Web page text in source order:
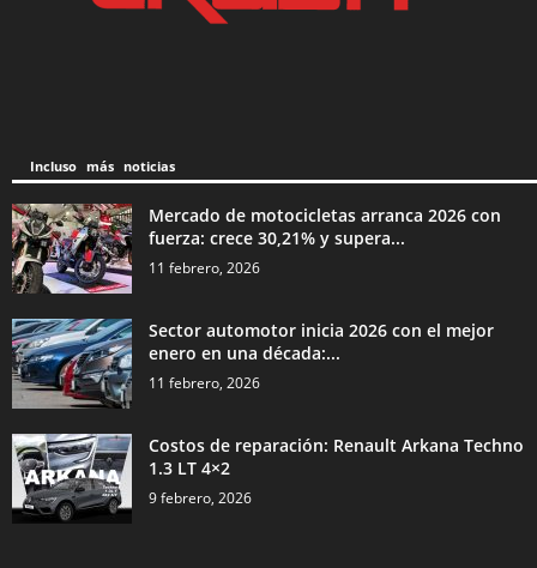
Incluso más noticias
Mercado de motocicletas arranca 2026 con
fuerza: crece 30,21% y supera...
11 febrero, 2026
Sector automotor inicia 2026 con el mejor
enero en una década:...
11 febrero, 2026
Costos de reparación: Renault Arkana Techno
1.3 LT 4×2
9 febrero, 2026